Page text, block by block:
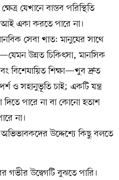
যেখানে বাস্তব পরিস্থিতি
একা করতে পারে না।
সেবা খাত: মানুষের সাথে
উন্নত চিকিৎসা, মানসিক
বিশেষায়িত শিক্ষা—খুব দ্রুত
ও সহানুভূতি চাই; একটি যন্ত্র
পারে না বা কোনো হতাশ
না।
উদ্দেশ্যে কিছু বলতে
উদ্বেগটি বুঝতে পারি।